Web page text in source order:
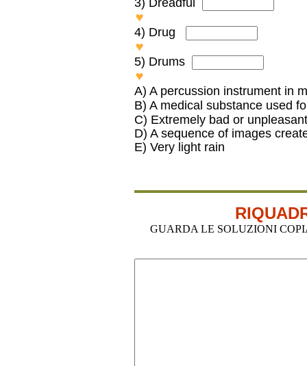
3) Dreadful
4) Drug
5) Drums
A) A percussion instrument in
B) A medical substance used
C) Extremely bad or unpleasant
D) A sequence of images
E) Very light rain
GUARDA LE SOLUZIONI